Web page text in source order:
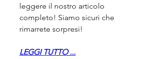
leggere il nostro articolo
completo! Siamo sicuri che
rimarrete sorpresi!
LEGGI TUTTO ...